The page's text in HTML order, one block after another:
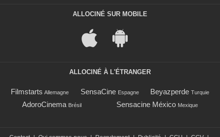
ALLOCINÉ SUR MOBILE
ALLOCINÉ À L'ÉTRANGER
Filmstarts Allemagne SensaCine Espagne Beyazperde Turquie
AdoroCinema Brésil Sensacine México Mexique